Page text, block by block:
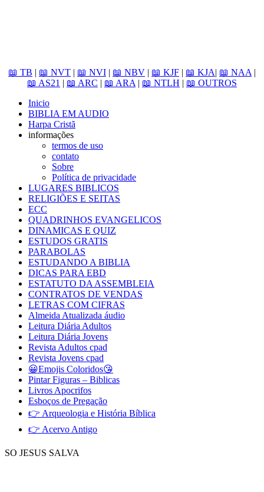
📖 TB | 📖 NVT | 📖 NVI | 📖 NBV | 📖 KJF | 📖 KJA| 📖 NAA |
📖 AS21 | 📖 ARC | 📖 ARA | 📖 NTLH | 📖 OUTROS
Inicio
BIBLIA EM AUDIO
Harpa Cristã
informações
termos de uso
contato
Sobre
Política de privacidade
LUGARES BIBLICOS
RELIGIÕES E SEITAS
ECC
QUADRINHOS EVANGELICOS
DINAMICAS E QUIZ
ESTUDOS GRATIS
PARABOLAS
ESTUDANDO A BIBLIA
DICAS PARA EBD
ESTATUTO DA ASSEMBLEIA
CONTRATOS DE VENDAS
LETRAS COM CIFRAS
Almeida Atualizada áudio
Leitura Diária Adultos
Leitura Diária Jovens
Revista Adultos cpad
Revista Jovens cpad
😀Emojis Coloridos😘
Pintar Figuras – Biblicas
Livros Apocrifos
Esboços de Pregação
👉 Arqueologia e História Bíblica
👉 Acervo Antigo
SO JESUS SALVA